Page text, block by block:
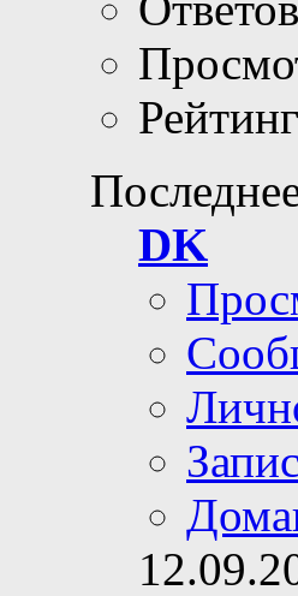
DK